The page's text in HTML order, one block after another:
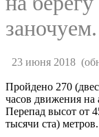
23 июня 2018
Пройдено 270
часов движения
Перепад высот от
тысячи ста) метров.